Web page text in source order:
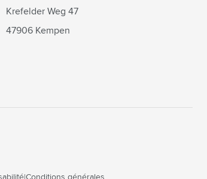
Krefelder Weg 47
47906 Kempen
Conditions générales